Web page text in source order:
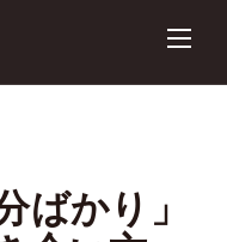
ばかり」